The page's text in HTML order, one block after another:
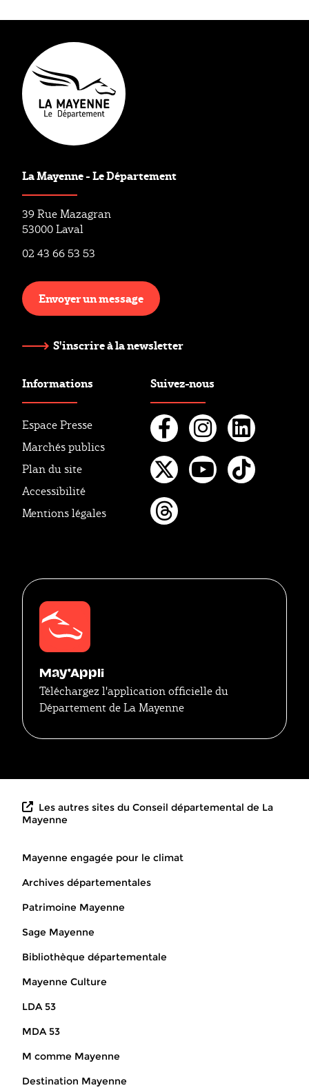
La Mayenne - Le Département
39 Rue Mazagran
53000 Laval
02 43 66 53 53
Envoyer un message
S'inscrire à la newsletter
Informations
Espace Presse
Marchés publics
Plan du site
Accessibilité
Mentions légales
Suivez-nous
Facebook
Twitter
May'Appli
Téléchargez l'application officielle du
Département de La Mayenne
Les autres sites du Conseil départemental de La
Mayenne
Mayenne engagée pour le climat
Archives départementales
Patrimoine Mayenne
Sage Mayenne
Bibliothèque départementale
Mayenne Culture
LDA 53
MDA 53
M comme Mayenne
Destination Mayenne